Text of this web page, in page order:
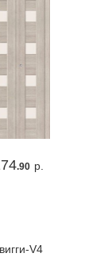
.90 р.
V4